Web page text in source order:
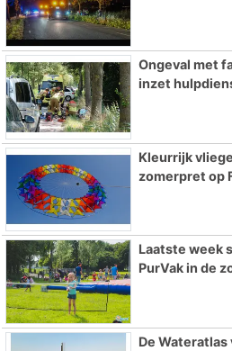
Ongeval met
inzet
Kleurrijk
zomerpret op
Laatste week
PurVak in de
De